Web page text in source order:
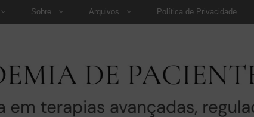
Sobre Arquivos Política de Privacidade